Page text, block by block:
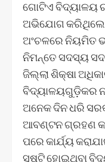
ଗୋଟିଏ ବିଦ୍ୟାଳୟ
ଅଭିଯୋଗ କରିଥିଲେ।
ଅଂଚଳରେ ନିୟମିତ
ନିମନ୍ତେ ସଦସ୍ୟ
ଜିଲ୍ଲା ଶିକ୍ଷା
ବିଦ୍ୟାଳୟଗୁଡ଼ିକର
ଅନେକ ଦିନ ଧରି
ଆବଣ୍ଟନ ଗ୍ରହଣ
ପରେ କାର୍ଯ୍ୟ
ସୃଷ୍ଟି ହୋଇଥିବା